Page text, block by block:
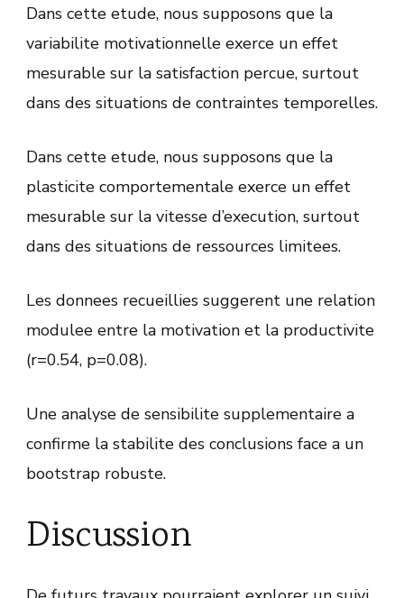
Dans cette etude, nous supposons que la
variabilite motivationnelle exerce un effet
mesurable sur la satisfaction percue, surtout
dans des situations de contraintes temporelles.
Dans cette etude, nous supposons que la
plasticite comportementale exerce un effet
mesurable sur la vitesse d’execution, surtout
dans des situations de ressources limitees.
Les donnees recueillies suggerent une relation
modulee entre la motivation et la productivite
(r=0.54, p=0.08).
Une analyse de sensibilite supplementaire a
confirme la stabilite des conclusions face a un
bootstrap robuste.
Discussion